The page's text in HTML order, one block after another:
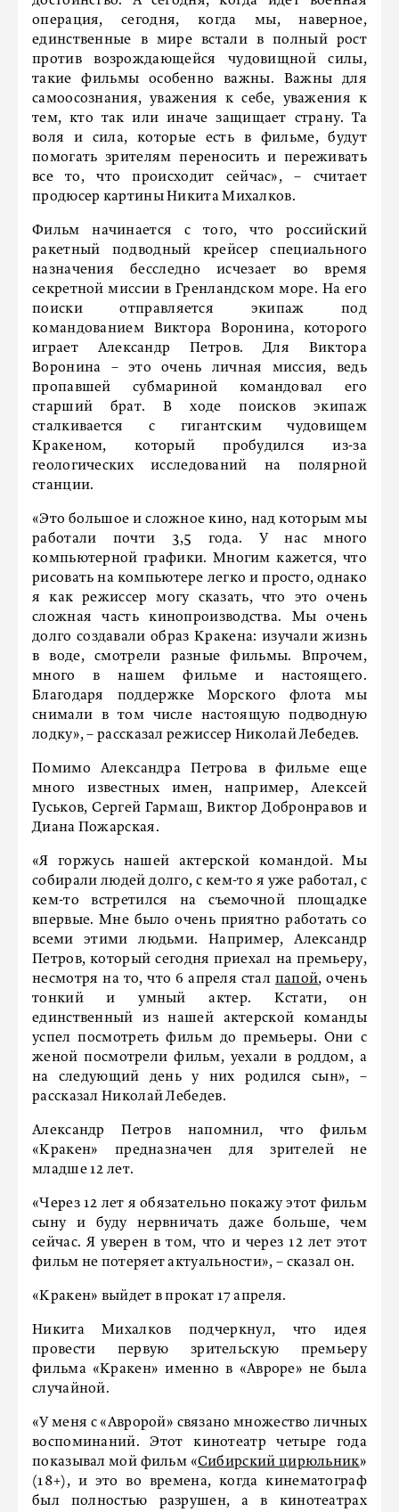
операция, сегодня, когда мы, наверное,
единственные в мире встали в полный рост
против возрождающейся чудовищной силы,
такие фильмы особенно важны. Важны для
самоосознания, уважения к себе, уважения к
тем, кто так или иначе защищает страну. Та
воля и сила, которые есть в фильме, будут
помогать зрителям переносить и переживать
все то, что происходит сейчас», – считает
продюсер картины Никита Михалков.
Фильм начинается с того, что российский
ракетный подводный крейсер специального
назначения бесследно исчезает во время
секретной миссии в Гренландском море. На его
поиски отправляется экипаж под
командованием Виктора Воронина, которого
играет Александр Петров. Для Виктора
Воронина – это очень личная миссия, ведь
пропавшей субмариной командовал его
старший брат. В ходе поисков экипаж
сталкивается с гигантским чудовищем
Кракеном, который пробудился из-за
геологических исследований на полярной
станции.
«Это большое и сложное кино, над которым мы
работали почти 3,5 года. У нас много
компьютерной графики. Многим кажется, что
рисовать на компьютере легко и просто, однако
я как режиссер могу сказать, что это очень
сложная часть кинопроизводства. Мы очень
долго создавали образ Кракена: изучали жизнь
в воде, смотрели разные фильмы. Впрочем,
много в нашем фильме и настоящего.
Благодаря поддержке Морского флота мы
снимали в том числе настоящую подводную
лодку», – рассказал режиссер Николай Лебедев.
Помимо Александра Петрова в фильме еще
много известных имен, например, Алексей
Гуськов, Сергей Гармаш, Виктор Добронравов и
Диана Пожарская.
«Я горжусь нашей актерской командой. Мы
собирали людей долго, с кем-то я уже работал, с
кем-то встретился на съемочной площадке
впервые. Мне было очень приятно работать со
всеми этими людьми. Например, Александр
Петров, который сегодня приехал на премьеру,
несмотря на то, что 6 апреля стал папой, очень
тонкий и умный актер. Кстати, он
единственный из нашей актерской команды
успел посмотреть фильм до премьеры. Они с
женой посмотрели фильм, уехали в роддом, а
на следующий день у них родился сын», –
рассказал Николай Лебедев.
Александр Петров напомнил, что фильм
«Кракен» предназначен для зрителей не
младше 12 лет.
«Через 12 лет я обязательно покажу этот фильм
сыну и буду нервничать даже больше, чем
сейчас. Я уверен в том, что и через 12 лет этот
фильм не потеряет актуальности», – сказал он.
«Кракен» выйдет в прокат 17 апреля.
Никита Михалков подчеркнул, что идея
провести первую зрительскую премьеру
фильма «Кракен» именно в «Авроре» не была
случайной.
«У меня с «Авророй» связано множество личных
воспоминаний. Этот кинотеатр четыре года
показывал мой фильм «Сибирский цирюльник»
(18+), и это во времена, когда кинематограф
был полностью разрушен, а в кинотеатрах